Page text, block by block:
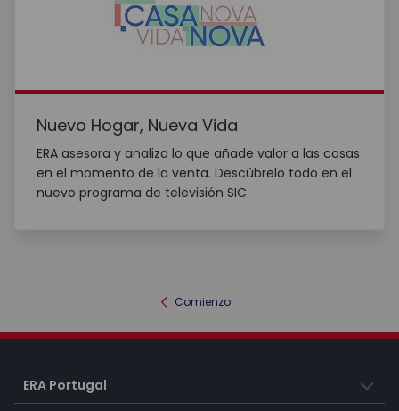
Nuevo Hogar, Nueva Vida
ERA asesora y analiza lo que añade valor a las casas
en el momento de la venta. Descúbrelo todo en el
nuevo programa de televisión SIC.
Comienzo
ERA Portugal